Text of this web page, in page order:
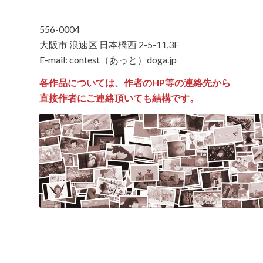
556-0004
大阪市 浪速区 日本橋西 2-5-11,3F
E-mail: contest（あっと）doga.jp
各作品については、作者のHP等の連絡先から
直接作者にご連絡頂いても結構です。